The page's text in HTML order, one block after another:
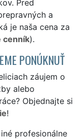
Pred
a
je naša cena za
cenník).
PONÚKNUŤ
záujem o
alebo
Objednajte si
!
profesionálne